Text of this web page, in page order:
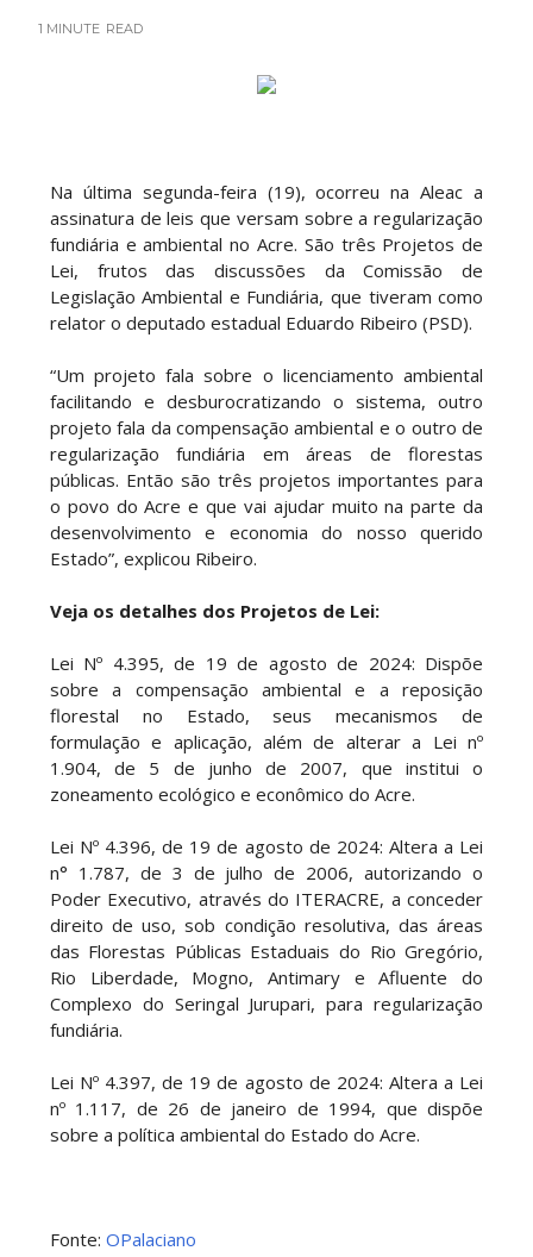
1 MINUTE READ
Na última segunda-feira (19), ocorreu na Aleac a
assinatura de leis que versam sobre a regularização
fundiária e ambiental no Acre. São três Projetos de
Lei, frutos das discussões da Comissão de
Legislação Ambiental e Fundiária, que tiveram como
relator o deputado estadual Eduardo Ribeiro (PSD).
“Um projeto fala sobre o licenciamento ambiental
facilitando e desburocratizando o sistema, outro
projeto fala da compensação ambiental e o outro de
regularização fundiária em áreas de florestas
públicas. Então são três projetos importantes para
o povo do Acre e que vai ajudar muito na parte da
desenvolvimento e economia do nosso querido
Estado”, explicou Ribeiro.
Veja os detalhes dos Projetos de Lei:
Lei Nº 4.395, de 19 de agosto de 2024: Dispõe
sobre a compensação ambiental e a reposição
florestal no Estado, seus mecanismos de
formulação e aplicação, além de alterar a Lei nº
1.904, de 5 de junho de 2007, que institui o
zoneamento ecológico e econômico do Acre.
Lei Nº 4.396, de 19 de agosto de 2024: Altera a Lei
n° 1.787, de 3 de julho de 2006, autorizando o
Poder Executivo, através do ITERACRE, a conceder
direito de uso, sob condição resolutiva, das áreas
das Florestas Públicas Estaduais do Rio Gregório,
Rio Liberdade, Mogno, Antimary e Afluente do
Complexo do Seringal Jurupari, para regularização
fundiária.
Lei Nº 4.397, de 19 de agosto de 2024: Altera a Lei
nº 1.117, de 26 de janeiro de 1994, que dispõe
sobre a política ambiental do Estado do Acre.
Fonte: OPalaciano